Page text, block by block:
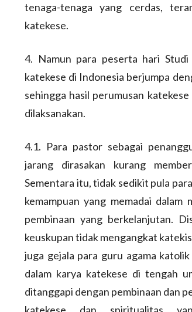
tenaga-tenaga yang cerdas,
katekese.
4. Namun para peserta hari
katekese di Indonesia berjumpa
sehingga hasil perumusan
dilaksanakan.
4.1. Para pastor sebagai
jarang dirasakan kurang
Sementara itu, tidak sedikit pula
kemampuan yang memadai dalam
pembinaan yang berkelanjutan.
keuskupan tidak mengangkat
juga gejala para guru agama
dalam karya katekese di tengah
ditanggapi dengan pembinaan dan